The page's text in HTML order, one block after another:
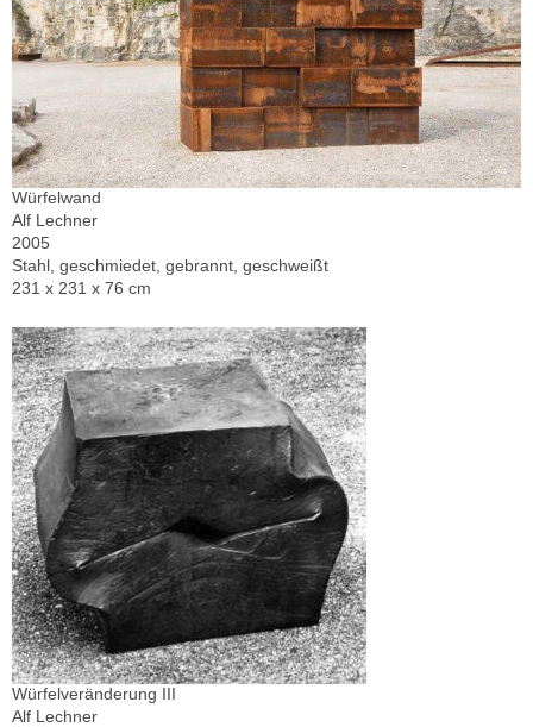
Würfelwand
Alf Lechner
2005
Stahl, geschmiedet, gebrannt, geschweißt
231 x 231 x 76 cm
Würfelveränderung III
Alf Lechner